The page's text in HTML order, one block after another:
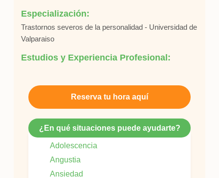
Especialización:
Trastornos severos de la personalidad - Universidad de
Valparaiso
Estudios y Experiencia Profesional:
Reserva tu hora aquí
¿En qué situaciones puede ayudarte?
Adolescencia
Angustia
Ansiedad